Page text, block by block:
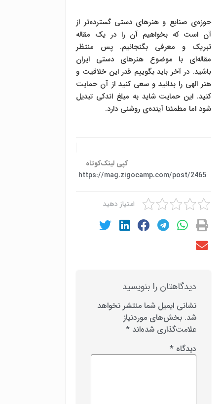
حوزه‌ی صنایع و هنرهای دستی گسترده‌تر از
آن است که بخواهیم آن را در یک مقاله
تبریک و معرفی بگنجانیم. پس منتظر
مقاله‌ای با موضوع هنرهای دستی ایران
باشید. در آخر باید بگوییم قدر این خلاقیت و
هنر الهی را بدانید و سعی کنید از آن حمایت
کنید. این حمایت شاید به مبلغ اندکی تبدیل
شود اما مطمئنا آینده‌ی روشنی دارد.
کپی لینک‌کوتاه
https://mag.zigocamp.com/post/2465
امتیاز دهید
دیدگاهتان را بنویسید
نشانی ایمیل شما منتشر نخواهد
شد. بخش‌های موردنیاز
علامت‌گذاری شده‌اند *
دیدگاه *